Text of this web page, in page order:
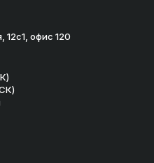
12с1, офис 120